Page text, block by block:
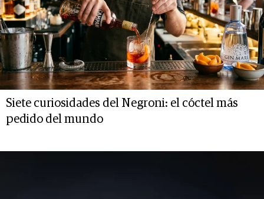
Siete curiosidades del Negroni: el cóctel más
pedido del mundo